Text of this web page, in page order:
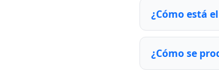
¿Cómo está
¿Cómo se